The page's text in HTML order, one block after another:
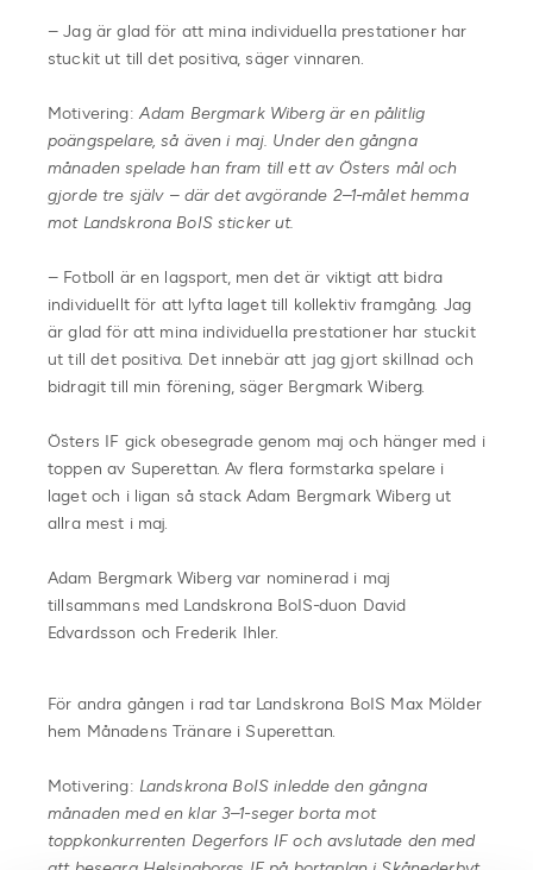
– Jag är glad för att mina individuella prestationer har
stuckit ut till det positiva, säger vinnaren.
Motivering: Adam Bergmark Wiberg är en pålitlig
poängspelare, så även i maj. Under den gångna
månaden spelade han fram till ett av Östers mål och
gjorde tre själv – där det avgörande 2–1-målet hemma
mot Landskrona BoIS sticker ut.
– Fotboll är en lagsport, men det är viktigt att bidra
individuellt för att lyfta laget till kollektiv framgång. Jag
är glad för att mina individuella prestationer har stuckit
ut till det positiva. Det innebär att jag gjort skillnad och
bidragit till min förening, säger Bergmark Wiberg.
Östers IF gick obesegrade genom maj och hänger med i
toppen av Superettan. Av flera formstarka spelare i
laget och i ligan så stack Adam Bergmark Wiberg ut
allra mest i maj.
Adam Bergmark Wiberg var nominerad i maj
tillsammans med Landskrona BoIS-duon David
Edvardsson och Frederik Ihler.
För andra gången i rad tar Landskrona BoIS Max Mölder
hem Månadens Tränare i Superettan.
Motivering: Landskrona BoIS inledde den gångna
månaden med en klar 3–1-seger borta mot
toppkonkurrenten Degerfors IF och avslutade den med